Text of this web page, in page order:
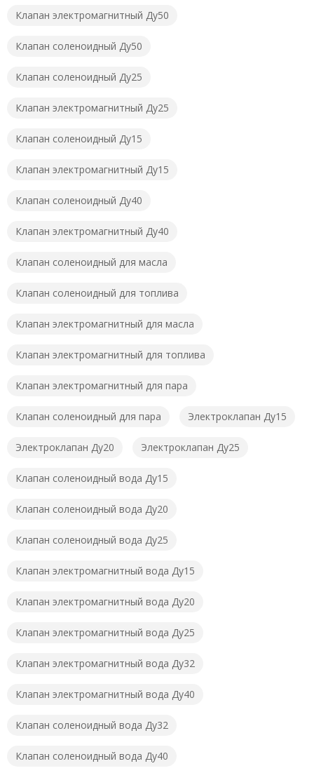
Клапан электромагнитный Ду50
Клапан соленоидный Ду50
Клапан соленоидный Ду25
Клапан электромагнитный Ду25
Клапан соленоидный Ду15
Клапан электромагнитный Ду15
Клапан соленоидный Ду40
Клапан электромагнитный Ду40
Клапан соленоидный для масла
Клапан соленоидный для топлива
Клапан электромагнитный для масла
Клапан электромагнитный для топлива
Клапан электромагнитный для пара
Клапан соленоидный для пара Электроклапан Ду15
Электроклапан Ду20 Электроклапан Ду25
Клапан соленоидный вода Ду15
Клапан соленоидный вода Ду20
Клапан соленоидный вода Ду25
Клапан электромагнитный вода Ду15
Клапан электромагнитный вода Ду20
Клапан электромагнитный вода Ду25
Клапан электромагнитный вода Ду32
Клапан электромагнитный вода Ду40
Клапан соленоидный вода Ду32
Клапан соленоидный вода Ду40